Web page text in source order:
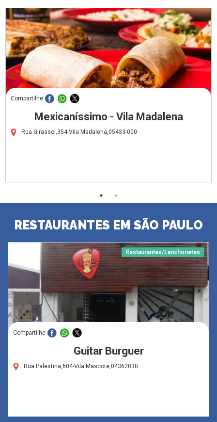
Compartilhe
Mexicaníssimo - Vila Madalena
Rua Girassol,354-Vila Madalena,05433-000
RESTAURANTES EM SÃO PAULO
Restaurantes/Lanchonetes
Compartilhe
Guitar Burguer
Rua Palestina,604-Vila Mascote,04362030